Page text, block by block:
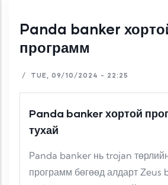
Panda banker
программ
/ TUE, 09/10/2024 - 22:25
Panda banker хортой
тухай
Panda banker нь trojan
программ бөгөөд алдарт